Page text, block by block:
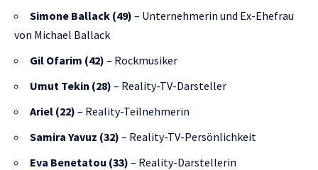
Simone Ballack (49) – Unternehmerin und Ex-Ehefrau
von Michael Ballack
Gil Ofarim (42) – Rockmusiker
Umut Tekin (28) – Reality-TV-Darsteller
Ariel (22) – Reality-Teilnehmerin
Samira Yavuz (32) – Reality-TV-Persönlichkeit
Eva Benetatou (33) – Reality-Darstellerin